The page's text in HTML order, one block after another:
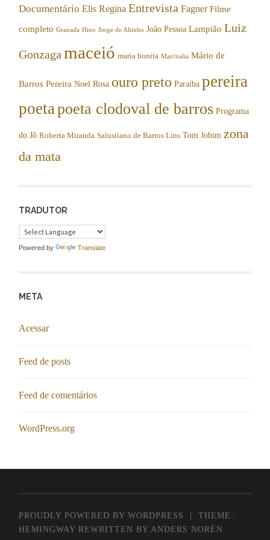
Documentário Elis Regina Entrevista Fagner Filme
completo Granada Hino Jorge de Altinho João Pessoa Lampião Luiz
Gonzaga maceió maria bonita Mart'nalia Mário de
Barros Pereira Noel Rosa ouro preto Paraíba pereira
poetapoeta clodoval de barros Programa
do Jô Roberta Miranda Salustiano de Barros Lins Tom Jobim zona
da mata
TRADUTOR
Powered by Translate
META
Acessar
Feed de posts
Feed de comentários
WordPress.org
PROUDLY POWERED BY WORDPRESS
THEME:
HEMINGWAY REWRITTEN BYANDERS NORÉN.